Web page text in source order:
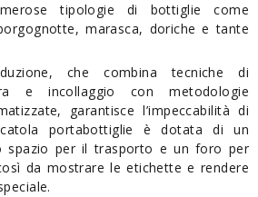
tipologie di bottiglie come
marasca, doriche e tante
che combina tecniche di
e incollaggio con metodologie
garantisce l’impeccabilità di
portabottiglie è dotata di un
spazio per il trasporto e un foro per
da mostrare le etichette e rendere